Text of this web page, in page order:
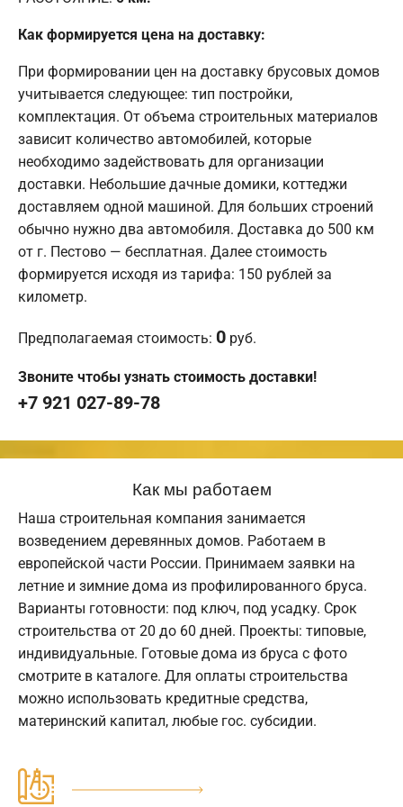
Как формируется цена на доставку:
При формировании цен на доставку брусовых домов
учитывается следующее: тип постройки,
комплектация. От объема строительных материалов
зависит количество автомобилей, которые
необходимо задействовать для организации
доставки. Небольшие дачные домики, коттеджи
доставляем одной машиной. Для больших строений
обычно нужно два автомобиля. Доставка до 500 км
от г. Пестово — бесплатная. Далее стоимость
формируется исходя из тарифа: 150 рублей за
километр.
Предполагаемая стоимость: 0 руб.
Звоните чтобы узнать стоимость доставки!
+7 921 027-89-78
Как мы работаем
Наша строительная компания занимается
возведением деревянных домов. Работаем в
европейской части России. Принимаем заявки на
летние и зимние дома из профилированного бруса.
Варианты готовности: под ключ, под усадку. Срок
строительства от 20 до 60 дней. Проекты: типовые,
индивидуальные. Готовые дома из бруса с фото
смотрите в каталоге. Для оплаты строительства
можно использовать кредитные средства,
материнский капитал, любые гос. субсидии.